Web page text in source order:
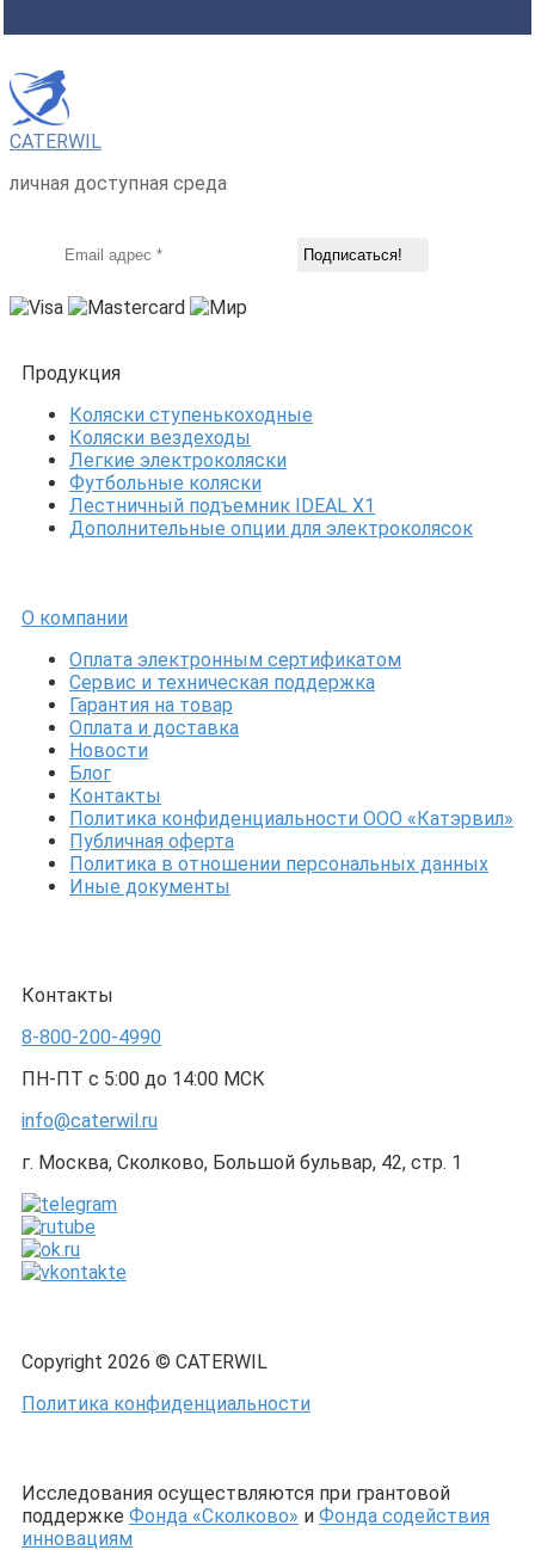
CATERWIL
личная доступная среда
Продукция
Коляски ступенькоходные
Коляски вездеходы
Легкие электроколяски
Футбольные коляски
Лестничный подъемник IDEAL X1
Дополнительные опции для электроколясок
О компании
Оплата электронным сертификатом
Сервис и техническая поддержка
Гарантия на товар
Оплата и доставка
Новости
Блог
Контакты
Политика конфиденциальности ООО «Катэрвил»
Публичная оферта
Политика в отношении персональных данных
Иные документы
Контакты
8-800-200-4990
ПН-ПТ с 5:00 до 14:00 МСК
info@caterwil.ru
г. Москва, Сколково, Большой бульвар, 42, стр. 1
Copyright 2026 © CATERWIL
Политика конфиденциальности
Исследования осуществляются при грантовой
поддержке Фонда «Сколково» и Фонда содействия
инновациям